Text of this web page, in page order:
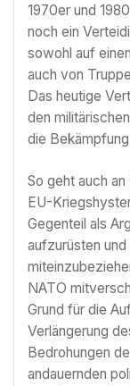
1970er und
noch ein
sowohl auf
auch von
Das heutige
den
die
So geht auch
EU-
Gegenteil als
aufzurüsten und
NATO
Grund für die
Verlängerung
Bedrohungen
andauernden